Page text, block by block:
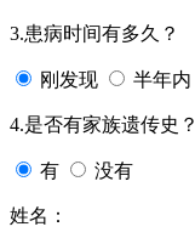
3.患病时间有多久？
刚发现 半年内
4.是否有家族遗传史？
有 没有
姓名：